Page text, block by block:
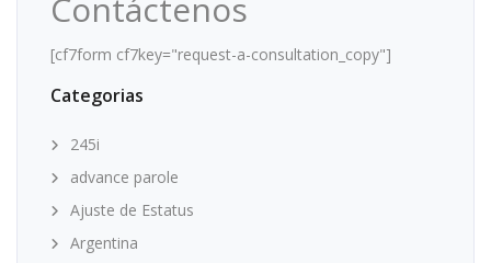
Contáctenos
[cf7form cf7key="request-a-consultation_copy"]
Categorias
245i
advance parole
Ajuste de Estatus
Argentina